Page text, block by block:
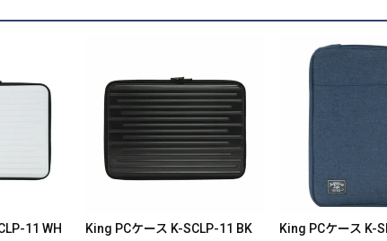
11 WH King PCケース K-SCLP-11 BK King PCケース K-